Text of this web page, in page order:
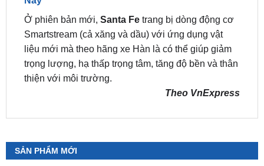
Smartstream (cả xăng và dầu) với ứng dụng vật
liệu mới mà theo hãng xe Hàn là có thể giúp giảm
trọng lượng, hạ thấp trọng tâm, tăng độ bền và thân
thiện với môi trường.
Theo VnExpress
SẢN PHẨM MỚI
Camera 360 SAFEVIEW LUX Dành Cho Ford